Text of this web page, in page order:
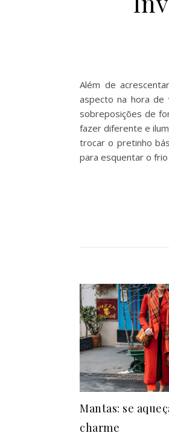
Além de
aspecto na hora de
sobreposições de
fazer diferente e
trocar o pretinho
para esquentar o
Mantas: se
charme